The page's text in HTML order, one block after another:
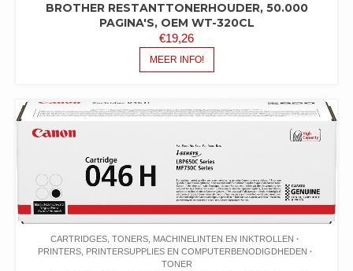
BROTHER RESTANTTONERHOUDER, 50.000
PAGINA'S, OEM WT-320CL
€19,26
MEER INFO!
CARTRIDGES, TONERS, MACHINELINTEN EN INKTROLLEN
PRINTERS, PRINTERSUPPLIES EN COMPUTERBENODIGDHEDEN
TONER